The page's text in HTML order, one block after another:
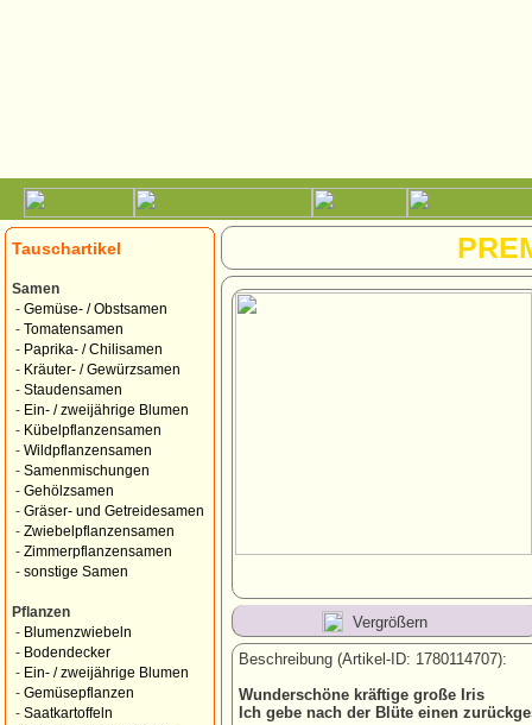
Tauschartikel
Samen
- Gemüse- / Obstsamen
- Tomatensamen
- Paprika- / Chilisamen
- Kräuter- / Gewürzsamen
- Staudensamen
- Ein- / zweijährige Blumen
- Kübelpflanzensamen
- Wildpflanzensamen
- Samenmischungen
- Gehölzsamen
- Gräser- und Getreidesamen
- Zwiebelpflanzensamen
- Zimmerpflanzensamen
- sonstige Samen
Pflanzen
- Blumenzwiebeln
- Bodendecker
- Ein- / zweijährige Blumen
- Gemüsepflanzen
- Saatkartoffeln
Vergrößern
Beschreibung (Artikel-ID: 1780114707):
Wunderschöne kräftige große Iris
Ich gebe nach der Blüte einen